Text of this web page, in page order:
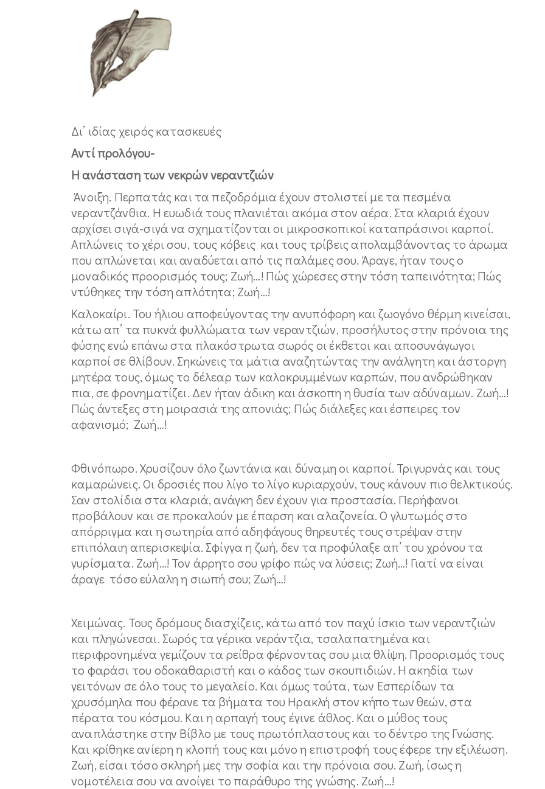
Δι’ ιδίας χειρός κατασκευές
Αντί προλόγου-
Η ανάσταση των νεκρών νεραντζιών
Άνοιξη. Περπατάς και τα πεζοδρόμια έχουν στολιστεί με τα πεσμένα
νεραντζάνθια. Η ευωδιά τους πλανιέται ακόμα στον αέρα. Στα κλαριά έχουν
αρχίσει σιγά-σιγά να σχηματίζονται οι μικροσκοπικοί καταπράσινοι καρποί.
Απλώνεις το χέρι σου, τους κόβεις και τους τρίβεις απολαμβάνοντας το άρωμα
που απλώνεται και αναδύεται από τις παλάμες σου. Άραγε, ήταν τους ο
μοναδικός προορισμός τους; Ζωή…! Πώς χώρεσες στην τόση ταπεινότητα; Πώς
ντύθηκες την τόση απλότητα; Ζωή…!
Καλοκαίρι. Του ήλιου αποφεύγοντας την ανυπόφορη και ζωογόνο θέρμη κινείσαι,
κάτω απ’ τα πυκνά φυλλώματα των νεραντζιών, προσήλυτος στην πρόνοια της
φύσης ενώ επάνω στα πλακόστρωτα σωρός οι έκθετοι και αποσυνάγωγοι
καρποί σε θλίβουν. Σηκώνεις τα μάτια αναζητώντας την ανάλγητη και άστοργη
μητέρα τους, όμως το δέλεαρ των καλοκρυμμένων καρπών, που ανδρώθηκαν
πια, σε φρονηματίζει. Δεν ήταν άδικη και άσκοπη η θυσία των αδύναμων. Ζωή…!
Πώς άντεξες στη μοιρασιά της απονιάς; Πώς διάλεξες και έσπειρες τον
αφανισμό; Ζωή…!
Φθινόπωρο. Χρυσίζουν όλο ζωντάνια και δύναμη οι καρποί. Τριγυρνάς και τους
καμαρώνεις. Οι δροσιές που λίγο το λίγο κυριαρχούν, τους κάνουν πιο θελκτικούς.
Σαν στολίδια στα κλαριά, ανάγκη δεν έχουν για προστασία. Περήφανοι
προβάλουν και σε προκαλούν με έπαρση και αλαζονεία. Ο γλυτωμός στο
απόρριγμα και η σωτηρία από αδηφάγους θηρευτές τους στρέψαν στην
επιπόλαιη απερισκεψία. Σφίγγα η ζωή, δεν τα προφύλαξε απ’ του χρόνου τα
γυρίσματα. Ζωή…! Τον άρρητο σου γρίφο πώς να λύσεις; Ζωή…! Γιατί να είναι
άραγε τόσο εύλαλη η σιωπή σου; Ζωή…!
Χειμώνας. Τους δρόμους διασχίζεις, κάτω από τον παχύ ίσκιο των νεραντζιών
και πληγώνεσαι. Σωρός τα γέρικα νεράντζια, τσαλαπατημένα και
περιφρονημένα γεμίζουν τα ρείθρα φέρνοντας σου μια θλίψη. Προορισμός τους
το φαράσι του οδοκαθαριστή και ο κάδος των σκουπιδιών. Η ακηδία των
γειτόνων σε όλο τους το μεγαλείο. Και όμως τούτα, των Εσπερίδων τα
χρυσόμηλα που φέρανε τα βήματα του Ηρακλή στον κήπο των θεών, στα
πέρατα του κόσμου. Και η αρπαγή τους έγινε άθλος. Και ο μύθος τους
αναπλάστηκε στην Βίβλο με τους πρωτόπλαστους και το δέντρο της Γνώσης.
Και κρίθηκε ανίερη η κλοπή τους και μόνο η επιστροφή τους έφερε την εξιλέωση.
Ζωή, είσαι τόσο σκληρή μες την σοφία και την πρόνοια σου. Ζωή, ίσως η
νομοτέλεια σου να ανοίγει το παράθυρο της γνώσης. Ζωή…!